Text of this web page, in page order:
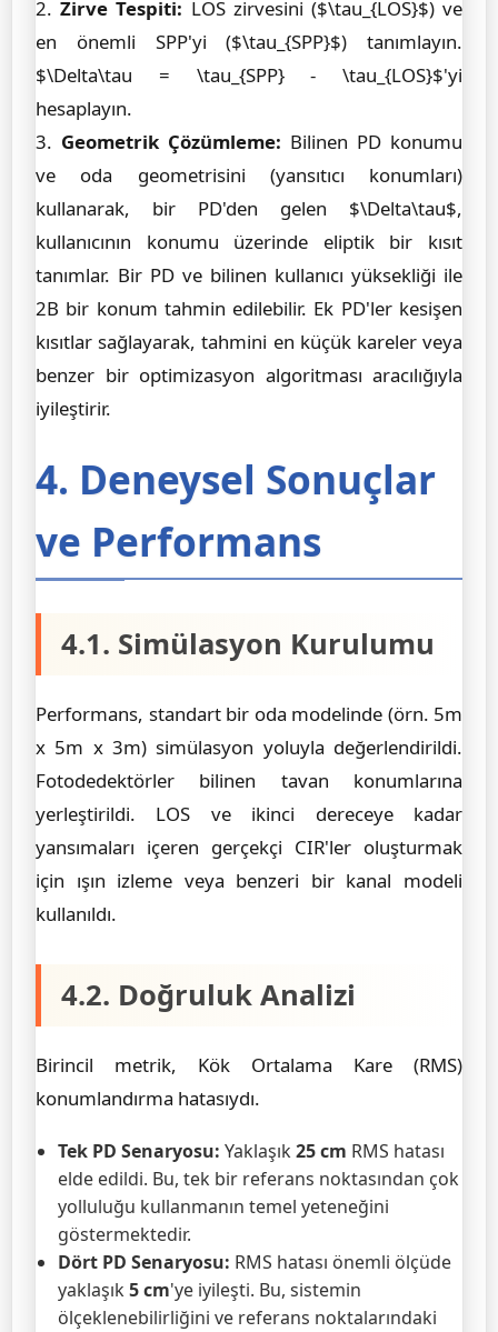
2.Zirve Tespiti: LOS zirvesini ($\tau_{LOS}$) ve
en önemli SPP'yi ($\tau_{SPP}$) tanımlayın.
$\Delta\tau = \tau_{SPP} - \tau_{LOS}$'yi
hesaplayın.
3. Geometrik Çözümleme: Bilinen PD konumu
ve oda geometrisini (yansıtıcı konumları)
kullanarak, bir PD'den gelen $\Delta\tau$,
kullanıcının konumu üzerinde eliptik bir kısıt
tanımlar. Bir PD ve bilinen kullanıcı yüksekliği ile
2B bir konum tahmin edilebilir. Ek PD'ler kesişen
kısıtlar sağlayarak, tahmini en küçük kareler veya
benzer bir optimizasyon algoritması aracılığıyla
iyileştirir.
4. Deneysel Sonuçlar
ve Performans
4.1. Simülasyon Kurulumu
Performans, standart bir oda modelinde (örn. 5m
x 5m x 3m) simülasyon yoluyla değerlendirildi.
Fotodedektörler bilinen tavan konumlarına
yerleştirildi. LOS ve ikinci dereceye kadar
yansımaları içeren gerçekçi CIR'ler oluşturmak
için ışın izleme veya benzeri bir kanal modeli
kullanıldı.
4.2. Doğruluk Analizi
Birincil metrik, Kök Ortalama Kare (RMS)
konumlandırma hatasıydı.
Tek PD Senaryosu: Yaklaşık25 cm RMS hatası
elde edildi. Bu, tek bir referans noktasından çok
yolluluğu kullanmanın temel yeteneğini
göstermektedir.
Dört PD Senaryosu: RMS hatası önemli ölçüde
yaklaşık5 cm'ye iyileşti. Bu, sistemin
ölçeklenebilirliğini ve referans noktalarındaki